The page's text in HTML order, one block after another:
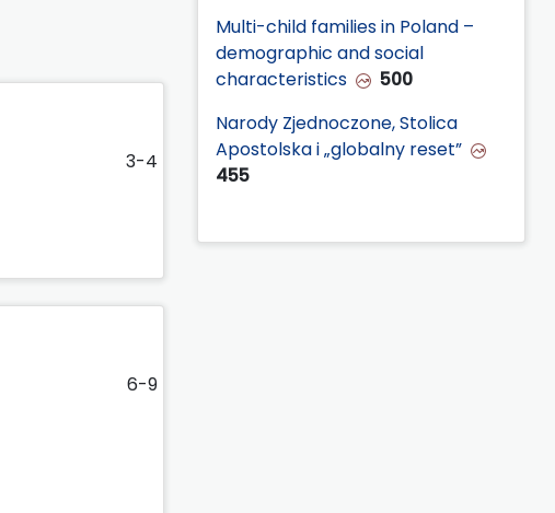
3-4
6-9
Multi-child families in Poland –
demographic and social
characteristics
500
Narody Zjednoczone, Stolica
Apostolska i „globalny reset”
455